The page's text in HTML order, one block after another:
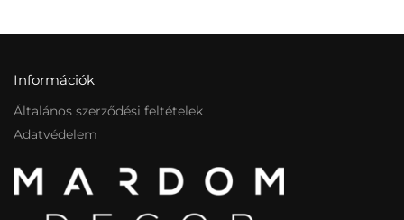
Információk
Általános szerződési feltételek
Adatvédelem